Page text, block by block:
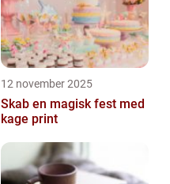
12 november 2025
Skab en magisk fest med
kage print